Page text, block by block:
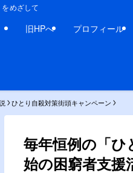
をめざして
旧HPへ プロフィール
ひとり自殺対策街頭キャンペーン
毎年恒例の「ひ
始の困窮者支援